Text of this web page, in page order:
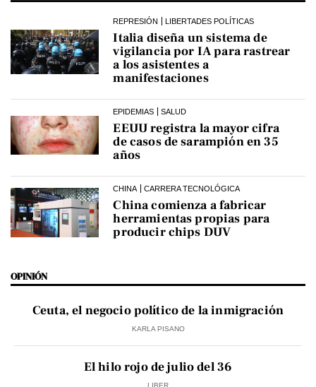
REPRESIÓN LIBERTADES POLÍTICAS
Italia diseña un sistema de
vigilancia por IA para rastrear
a los asistentes a
manifestaciones
EPIDEMIAS SALUD
EEUU registra la mayor cifra
de casos de sarampión en 35
años
CHINA CARRERA TECNOLÓGICA
China comienza a fabricar
herramientas propias para
producir chips DUV
OPINIÓN
Ceuta, el negocio político de la inmigración
KARLA PISANO
El hilo rojo de julio del 36
LIBER